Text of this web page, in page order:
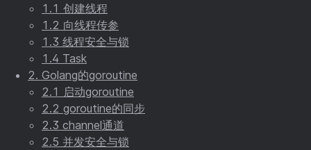
1.1 创建线程
1.2 向线程传参
1.3 线程安全与锁
1.4 Task
2. Golang的goroutine
2.1 启动goroutine
2.2 goroutine的同步
2.3 channel通道
2.5 并发安全与锁